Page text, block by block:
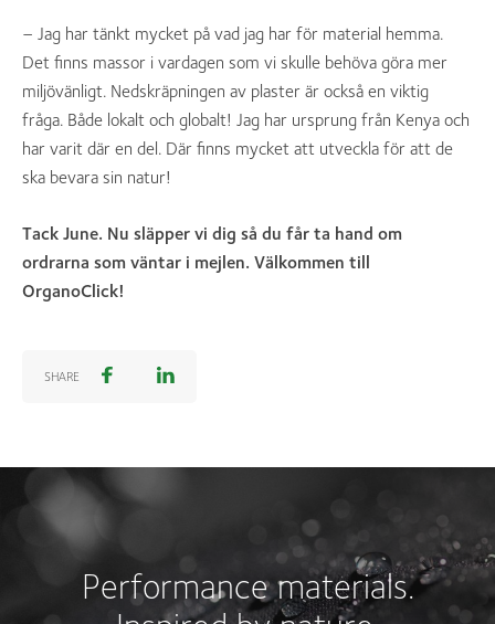
– Jag har tänkt mycket på vad jag har för material hemma.
Det finns massor i vardagen som vi skulle behöva göra mer
miljövänligt. Nedskräpningen av plaster är också en viktig
fråga. Både lokalt och globalt! Jag har ursprung från Kenya och
har varit där en del. Där finns mycket att utveckla för att de
ska bevara sin natur!
Tack June. Nu släpper vi dig så du får ta hand om
ordrarna som väntar i mejlen. Välkommen till
OrganoClick!
SHARE
Performance materials.